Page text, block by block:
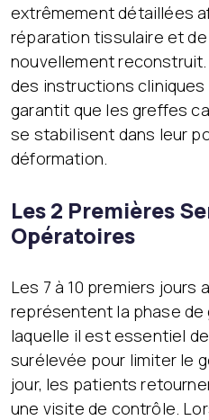
extrêmement détaillées
réparation tissulaire et
nouvellement
des instructions
garantit que les greffes
se stabilisent dans leur
déformation.
Les 2 Premières
Opératoires
Les 7 à 10 premiers jours
représentent la phase de
laquelle il est essentiel
surélevée pour limiter le
jour, les patients
une visite de contrôle.